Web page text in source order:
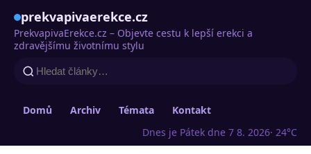
prekvapivaerekce.cz
PrekvapivaErekce.cz – Objevte cestu k lepší erekci a
zdravějšímu životnímu stylu
Domů Archiv Témata
Kontakt
Dnes je Pátek dne 7 8. 2026· 24°C